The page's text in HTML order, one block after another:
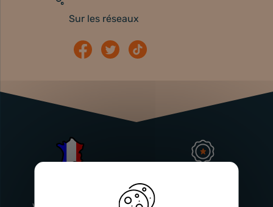
Sur les réseaux